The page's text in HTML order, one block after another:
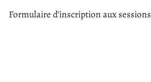
Formulaire d’inscription aux sessions